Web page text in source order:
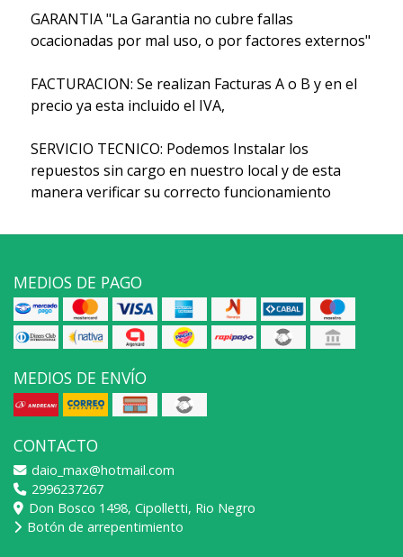
GARANTIA "La Garantia no cubre fallas
ocacionadas por mal uso, o por factores externos"
FACTURACION: Se realizan Facturas A o B y en el
precio ya esta incluido el IVA,
SERVICIO TECNICO: Podemos Instalar los
repuestos sin cargo en nuestro local y de esta
manera verificar su correcto funcionamiento
MEDIOS DE PAGO
MEDIOS DE ENVÍO
CONTACTO
daio_max@hotmail.com
2996237267
Don Bosco 1498, Cipolletti, Rio Negro
Botón de arrepentimiento